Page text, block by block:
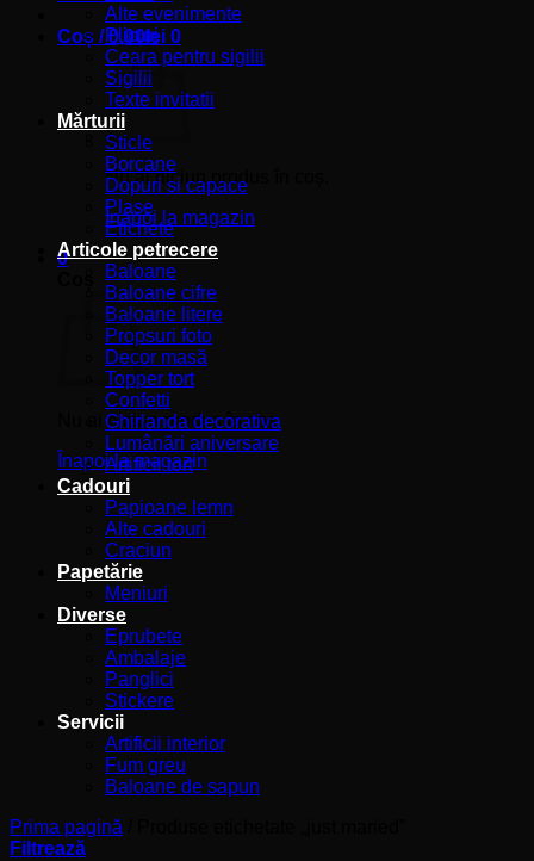
Coș /0,00lei 0
Nu ai niciun produs în coș.
Înapoi la magazin
0
Nu ai niciun produs în coș.
Înapoi la magazin
Alte evenimente
Plicuri
Ceara pentru sigilii
Sigilii
Texte invitatii
Mărturii
Sticle
Borcane
Dopuri si capace
Plase
Etichete
Articole petrecere
Baloane
Baloane cifre
Baloane litere
Propsuri foto
Decor masă
Topper tort
Confetti
Ghirlanda decorativa
Lumânări aniversare
Artificii tort
Cadouri
Papioane lemn
Alte cadouri
Craciun
Papetărie
Meniuri
Diverse
Eprubete
Ambalaje
Panglici
Stickere
Servicii
Artificii interior
Fum greu
Baloane de sapun
Prima pagină
Filtrează